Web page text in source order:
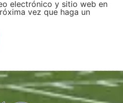
electrónico y sitio web en
vez que haga un